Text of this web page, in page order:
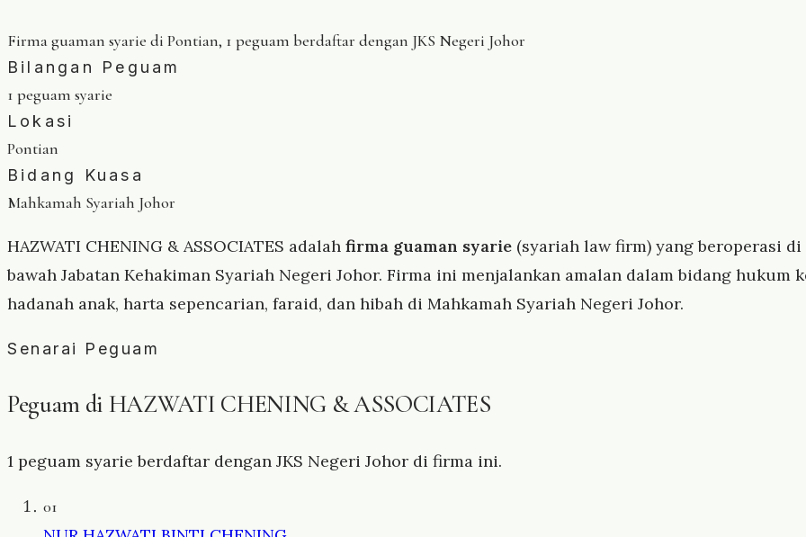
Firma guaman syarie di Pontian, 1 peguam berdaftar dengan JKS Negeri Johor
Bilangan Peguam
1 peguam syarie
Lokasi
Pontian
Bidang Kuasa
Mahkamah Syariah Johor
HAZWATI CHENING & ASSOCIATES adalah firma guaman syarie (syariah law firm) yang beroperasi
bawah Jabatan Kehakiman Syariah Negeri Johor. Firma ini menjalankan amalan dalam bidang
hadanah anak, harta sepencarian, faraid, dan hibah di Mahkamah Syariah Negeri Johor.
Senarai Peguam
Peguam di HAZWATI CHENING & ASSOCIATES
1 peguam syarie berdaftar dengan JKS Negeri Johor di firma ini.
01